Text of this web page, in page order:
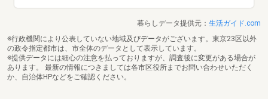
暮らしデータ提供元： 生活ガイド.com
※行政機関により公表していない地域及びデータがございます。東京23区以外
の政令指定都市は、市全体のデータとして表示しています。
※提供データには細心の注意を払っておりますが、調査後に変更がある場合が
あります。 最新の情報につきましては各市区役所までお問い合わせいただく
か、自治体HPなどをご確認ください。